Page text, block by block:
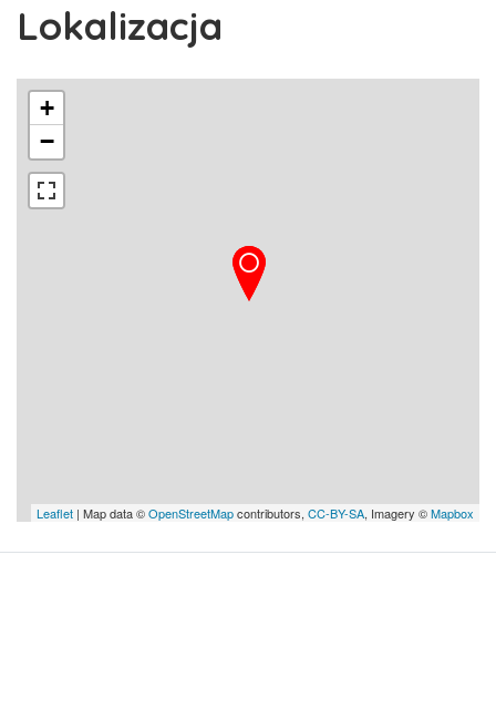
Lokalizacja
+
−
Leaflet | Map data ©OpenStreetMapcontributors, CC-BY-SA, Imagery ©Mapbox